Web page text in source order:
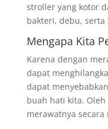
stroller yang kotor
bakteri, debu, serta
Mengapa Kita
Karena dengan
dapat
dapat
buah hati kita.
merawatnya